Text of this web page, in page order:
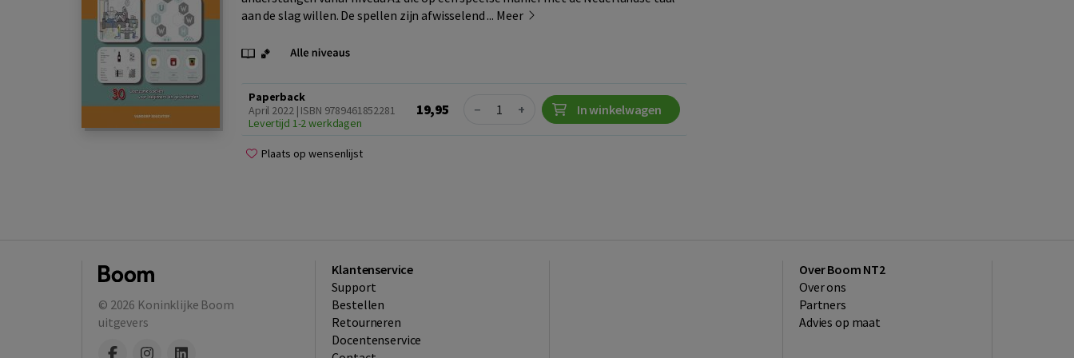
aan de slag willen. De spellen zijn afwisselend ... Meer
Paperback
April 2022 | ISBN 9789461852281
Levertijd 1-2 werkdagen
19,95 Quantity
− + In winkelwagen
Plaats op wensenlijst
© 2026 Koninklijke Boom
uitgevers
Klantenservice
Support
Bestellen
​Retourneren
Docentenservice
Over Boom NT2
Over ons
Partners
Advies op maat